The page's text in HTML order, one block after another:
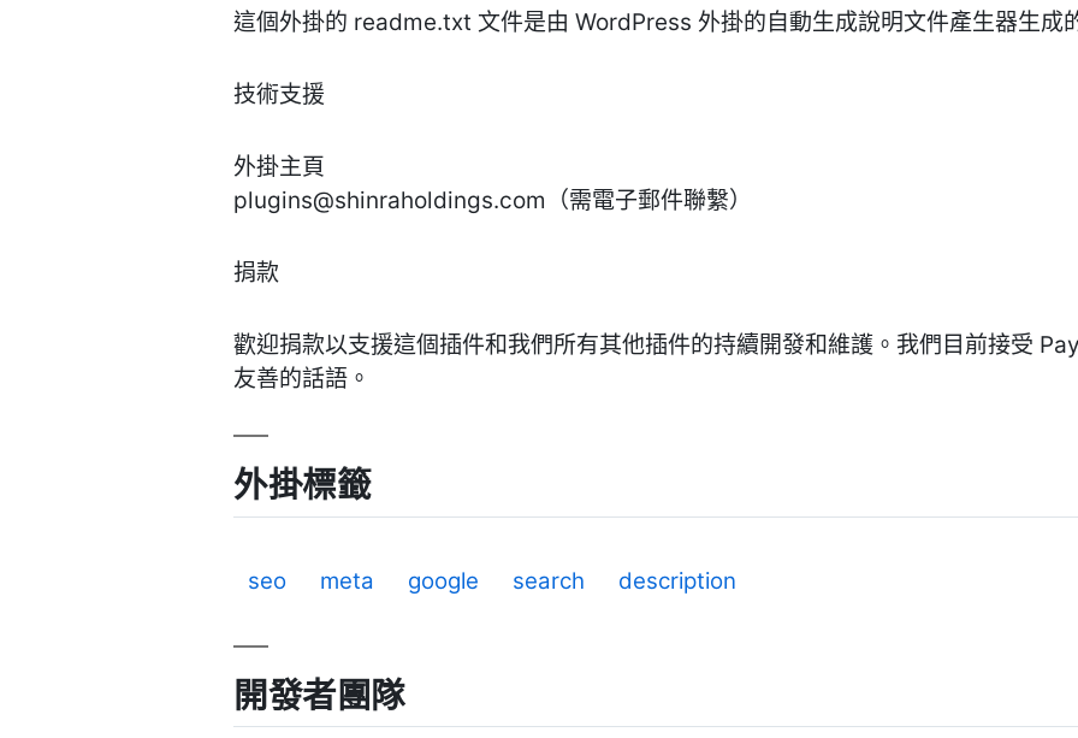
這個外掛的 readme.txt 文件是由 WordPress 外掛的自動生成說明文件產生器生成
技術支援
外掛主頁
plugins@shinraholdings.com
（需電子郵件聯繫）
捐款
歡迎捐款以支援這個插件和我們所有其他插件的持續開發和維護。我們目前接受
友善的話語。
外掛標籤
seo meta google search description
開發者團隊